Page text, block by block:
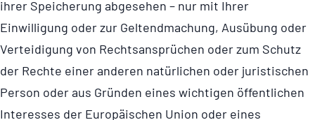
ihrer Speicherung abgesehen – nur mit Ihrer
Einwilligung oder zur Geltendmachung, Ausübung oder
Verteidigung von Rechts­an­sprü­chen oder zum Schutz
der Rechte einer anderen natürlichen oder juristischen
Person oder aus Gründen eines wichtigen öffentlichen
Interesses der Europäischen Union oder eines